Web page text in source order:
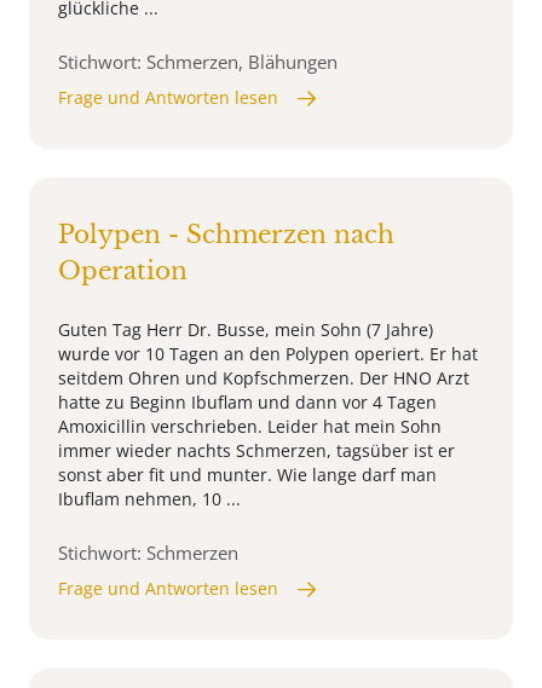
glückliche ...
Stichwort: Schmerzen, Blähungen
Frage und Antworten lesen
Polypen - Schmerzen nach
Operation
Guten Tag Herr Dr. Busse, mein Sohn (7 Jahre)
wurde vor 10 Tagen an den Polypen operiert. Er hat
seitdem Ohren und Kopfschmerzen. Der HNO Arzt
hatte zu Beginn Ibuflam und dann vor 4 Tagen
Amoxicillin verschrieben. Leider hat mein Sohn
immer wieder nachts Schmerzen, tagsüber ist er
sonst aber fit und munter. Wie lange darf man
Ibuflam nehmen, 10 ...
Stichwort: Schmerzen
Frage und Antworten lesen